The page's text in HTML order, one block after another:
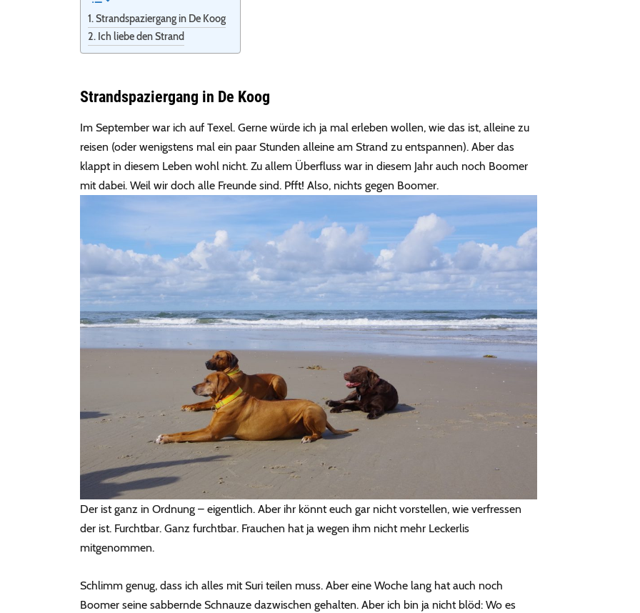
Strandspaziergang in De Koog
Ich liebe den Strand
Strandspaziergang in De Koog
Im September war ich auf Texel. Gerne würde ich ja mal erleben wollen, wie das ist, alleine zu
reisen (oder wenigstens mal ein paar Stunden alleine am Strand zu entspannen). Aber das
klappt in diesem Leben wohl nicht. Zu allem Überfluss war in diesem Jahr auch noch Boomer
mit dabei. Weil wir doch alle Freunde sind. Pfft! Also, nichts gegen Boomer.
Der ist ganz in Ordnung – eigentlich. Aber ihr könnt euch gar nicht vorstellen, wie verfressen
der ist. Furchtbar. Ganz furchtbar. Frauchen hat ja wegen ihm nicht mehr Leckerlis
mitgenommen.
Schlimm genug, dass ich alles mit Suri teilen muss. Aber eine Woche lang hat auch noch
Boomer seine sabbernde Schnauze dazwischen gehalten. Aber ich bin ja nicht blöd: Wo es